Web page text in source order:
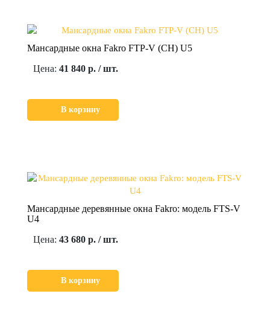
Мансардные окна Fakro FTP-V (CH) U5
Цена: 41 840 р. / шт.
В корзину
Мансардные деревянные окна Fakro: модель FTS-V
U4
Цена: 43 680 р. / шт.
В корзину